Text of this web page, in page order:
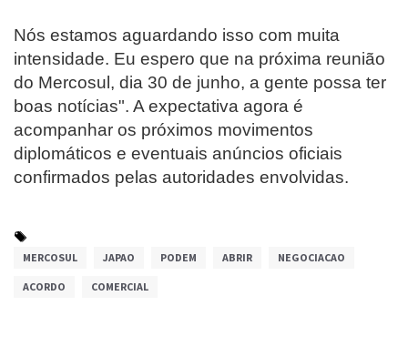
Nós estamos aguardando isso com muita
intensidade. Eu espero que na próxima reunião
do Mercosul, dia 30 de junho, a gente possa ter
boas notícias". A expectativa agora é
acompanhar os próximos movimentos
diplomáticos e eventuais anúncios oficiais
confirmados pelas autoridades envolvidas.
MERCOSUL JAPAO PODEM ABRIR NEGOCIACAO
ACORDO COMERCIAL